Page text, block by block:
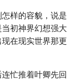
样的容貌，说是
初神界幻想强大
在现实世界那更
忙推着叶卿先回